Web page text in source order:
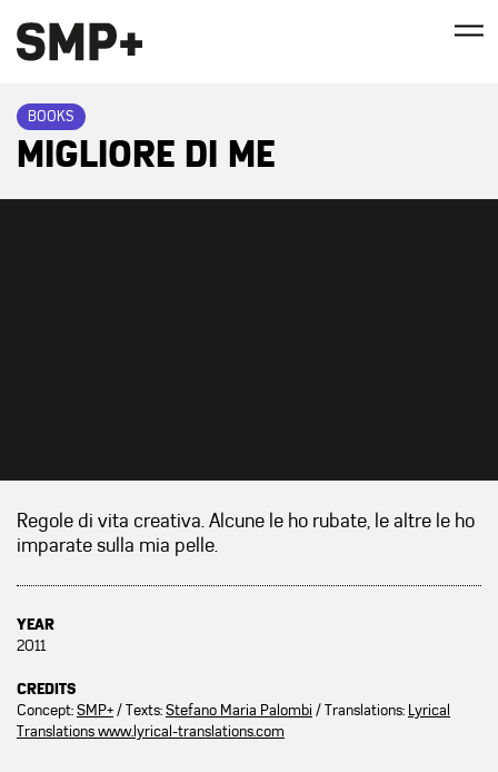
BOOKS
MIGLIORE DI ME
Regole di vita creativa. Alcune le ho rubate, le altre le ho
imparate sulla mia pelle.
YEAR
2011
CREDITS
Concept:SMP+/ Texts:Stefano Maria Palombi / Translations: Lyrical
Translations www.lyrical-translations.com